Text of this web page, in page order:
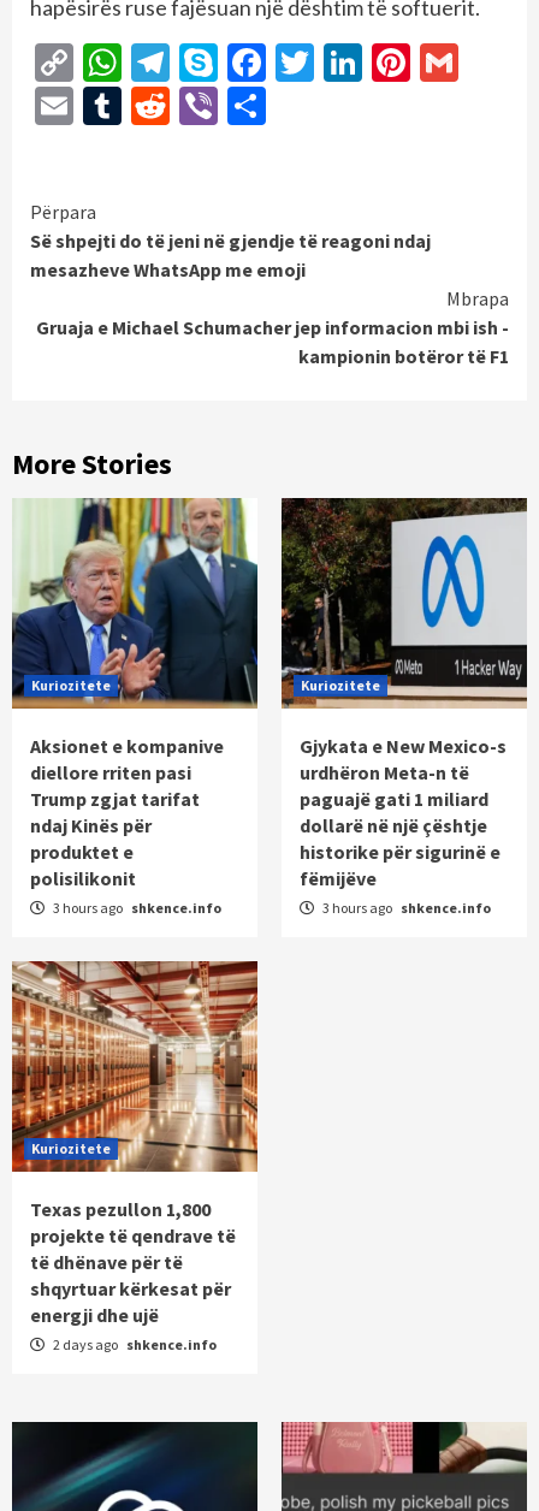
hapësirës ruse fajësuan një dështim të softuerit.
Copy
Link
WhatsApp
Telegram
SkypeFacebook
Twitter
LinkedIn
EmailTumblr
Reddit
Viber
Continue
Reading
Përpara
Së shpejti do të jeni në gjendje të reagoni ndaj
mesazheve WhatsApp me emoji
Mbrapa
Gruaja e Michael Schumacher jep informacion mbi ish -
kampionin botëror të F1
More Stories
Kuriozitete
Aksionet e kompanive
diellore rriten pasi
Trump zgjat tarifat
ndaj Kinës për
produktet e
polisilikonit
3 hours ago shkence.info
Kuriozitete
Gjykata e New Mexico-s
urdhëron Meta-n të
paguajë gati 1 miliard
dollarë në një çështje
historike për sigurinë e
fëmijëve
3 hours ago shkence.info
Kuriozitete
Texas pezullon 1,800
projekte të qendrave të
të dhënave për të
shqyrtuar kërkesat për
energji dhe ujë
2 days ago shkence.info